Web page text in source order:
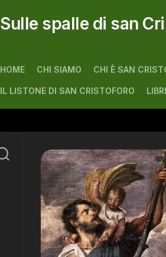
Sulle spalle di san
HOME CHI SIAMO CHI È SAN
IL LISTONE DI SAN CRISTOFORO